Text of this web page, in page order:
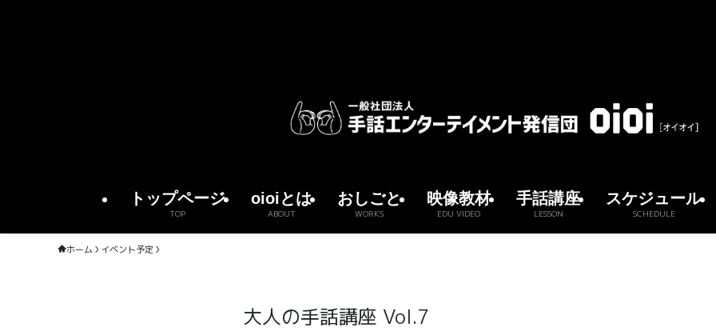
トップページ
TOP
oioiとは
ABOUT
おしごと
WORKS
映像教材
EDU VIDEO
手話講座
LESSON
スケジュール
SCHEDULE
ホーム イベント予定
大人の手話講座 Vol.7